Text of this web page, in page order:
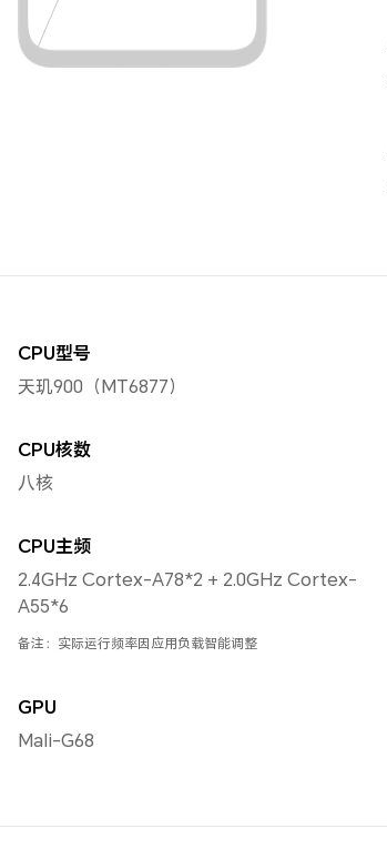
CPU型号
天玑900（MT6877）
CPU核数
八核
CPU主频
2.4GHz Cortex-A78*2 + 2.0GHz Cortex-
A55*6
备注：实际运行频率因应用负载智能调整
GPU
Mali-G68